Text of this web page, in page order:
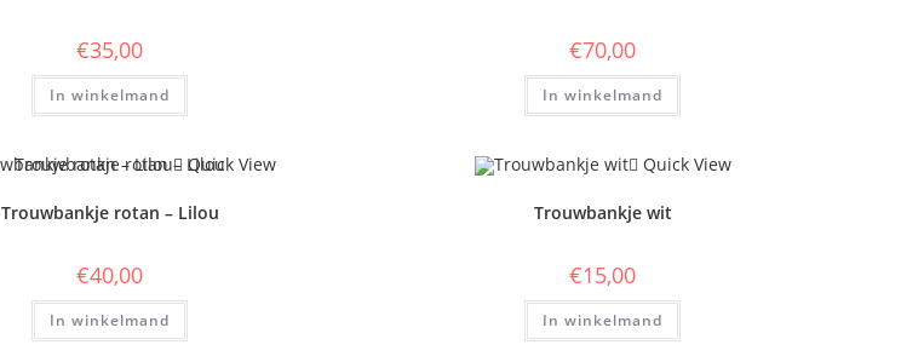
€35,00
In winkelmand
€70,00
In winkelmand
Quick View
Trouwbankje rotan – Lilou
€40,00
In winkelmand
Quick View
Trouwbankje wit
€15,00
In winkelmand